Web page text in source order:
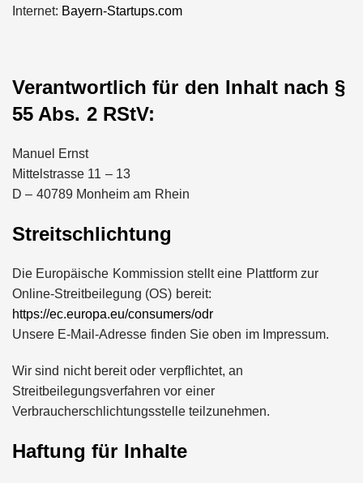
Internet: Bayern-Startups.com
Verantwortlich für den Inhalt nach §
55 Abs. 2 RStV:
Manuel Ernst
Mittelstrasse 11 – 13
D – 40789 Monheim am Rhein
Streitschlichtung
Die Europäische Kommission stellt eine Plattform zur
Online-Streitbeilegung (OS) bereit:
https://ec.europa.eu/consumers/odr
Unsere E-Mail-Adresse finden Sie oben im Impressum.
Wir sind nicht bereit oder verpflichtet, an
Streitbeilegungsverfahren vor einer
Verbraucherschlichtungsstelle teilzunehmen.
Haftung für Inhalte